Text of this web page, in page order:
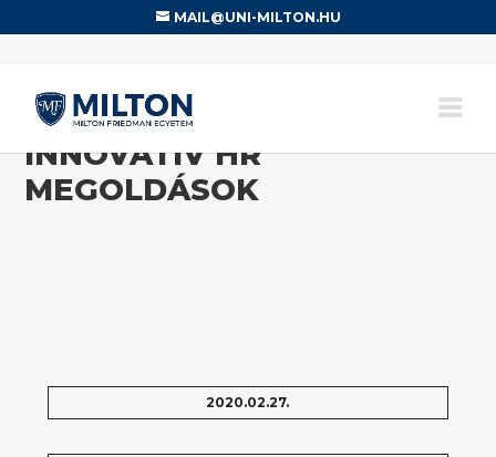
MAIL@UNI-MILTON.HU
INNOVATÍV HR
MEGOLDÁSOK
2020.02.27.